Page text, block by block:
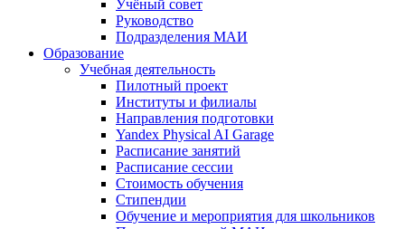
Учёный совет
Руководство
Подразделения МАИ
Образование
Учебная деятельность
Пилотный проект
Институты и филиалы
Направления подготовки
Yandex Physical AI Garage
Расписание занятий
Расписание сессии
Стоимость обучения
Стипендии
Обучение и мероприятия для школьников